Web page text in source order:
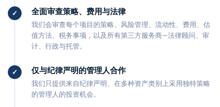
全面审查策略、费用与法律
我们会审查每个项目的策略、风险管理、流动性、费用、估
值方法、税务事项，以及所有第三方服务商—法律顾问、审
计、行政与托管。
仅与纪律严明的管理人合作
我们只提供来自纪律严明、在多种资产类别上采用独特策略
的管理人的投资机会。